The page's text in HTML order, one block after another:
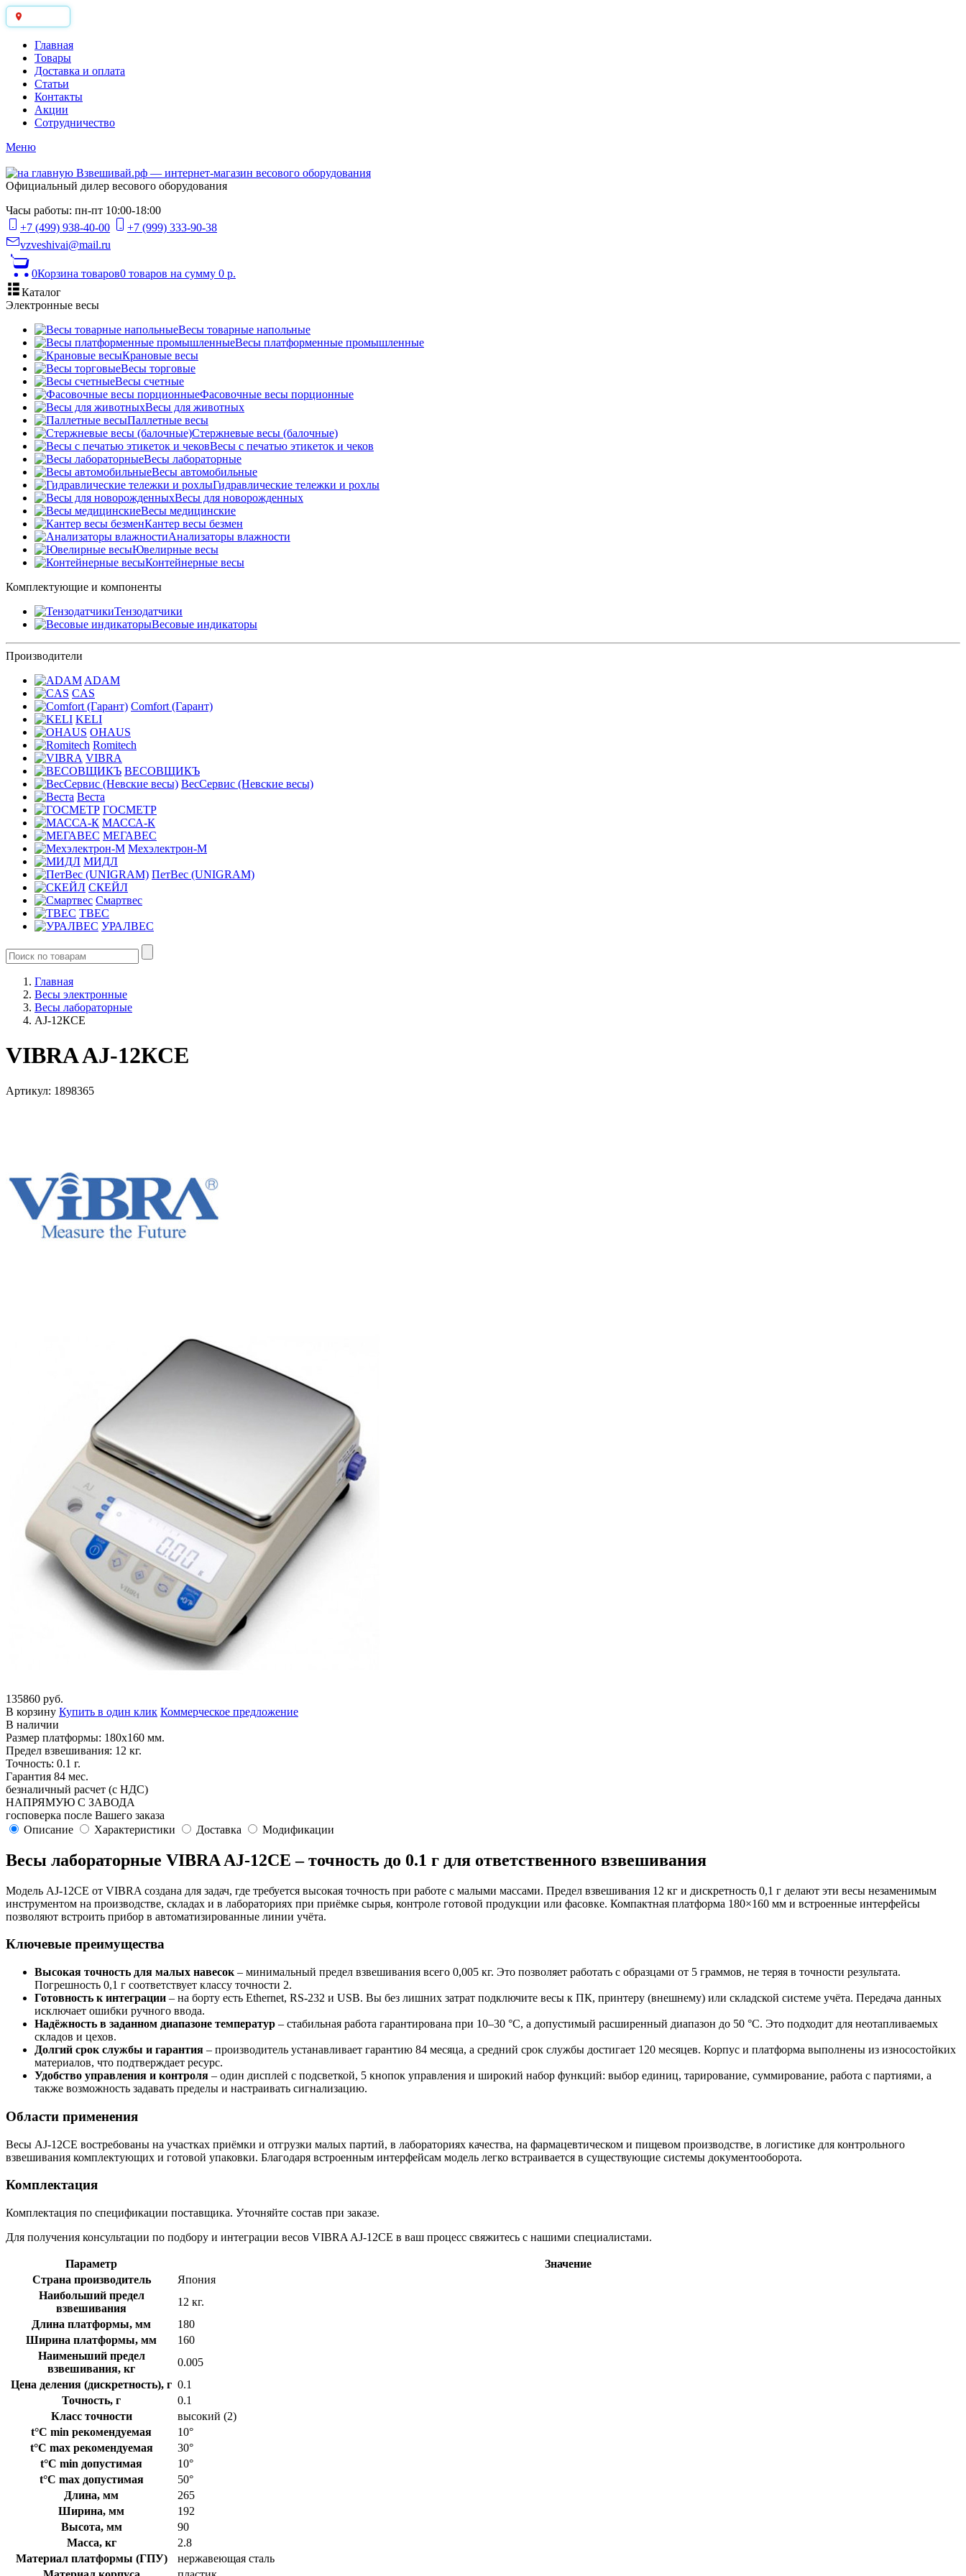
Главная
Товары
Доставка и оплата
Статьи
Контакты
Акции
Сотрудничество
Меню
Официальный дилер весового оборудования
Часы работы: пн-пт 10:00-18:00
+7 (499) 938-40-00
+7 (999) 333-90-38
vzveshivai@mail.ru
0Корзина товаров0 товаров на сумму 0 р.
Каталог
Электронные весы
Весы товарные напольные
Весы платформенные промышленные
Крановые весы
Весы торговые
Весы счетные
Фасовочные весы порционные
Весы для животных
Паллетные весы
Стержневые весы (балочные)
Весы c печатью этикеток и чеков
Весы лабораторные
Весы автомобильные
Гидравлические тележки и рохлы
Весы для новорожденных
Весы медицинские
Кантер весы безмен
Анализаторы влажности
Ювелирные весы
Контейнерные весы
Комплектующие и компоненты
Тензодатчики
Весовые индикаторы
Производители
ADAM
CAS
Comfort (Гарант)
KELI
OHAUS
Romitech
VIBRA
ВЕСОВЩИКЪ
ВесСервис (Невские весы)
Веста
ГОСМЕТР
МАССА-К
МЕГАВЕС
Мехэлектрон-М
МИДЛ
ПетВес (UNIGRAM)
СКЕЙЛ
Смартвес
ТВЕС
УРАЛВЕС
Главная
Весы электронные
Весы лабораторные
AJ-12КCE
VIBRA AJ-12КCE
Артикул: 1898365
135860 руб.
В корзину Купить в один клик Коммерческое предложение
В наличии
Размер платформы: 180х160 мм.
Предел взвешивания: 12 кг.
Точность: 0.1 г.
Гарантия 84 мес.
безналичный расчет (с НДС)
НАПРЯМУЮ С ЗАВОДА
госповерка после Вашего заказа
Описание
Характеристики Доставка Модификации
Весы лабораторные VIBRA AJ-12CE – точность до 0.1 г для ответственного взвешивания
Модель AJ-12CE от VIBRA создана для задач, где требуется высокая точность при работе с малыми массами. Предел взвешивания 12 кг и дискретность 0,1 г делают эти весы незаменимым
инструментом на производстве, складах и в лабораториях при приёмке сырья, контроле готовой продукции или фасовке. Компактная платформа 180×160 мм и встроенные интерфейсы
позволяют встроить прибор в автоматизированные линии учёта.
Ключевые преимущества
Высокая точность для малых навесок – минимальный предел взвешивания всего 0,005 кг. Это позволяет работать с образцами от 5 граммов, не теряя в точности результата.
Погрешность 0,1 г соответствует классу точности 2.
Готовность к интеграции – на борту есть Ethernet, RS-232 и USB. Вы без лишних затрат подключите весы к ПК, принтеру (внешнему) или складской системе учёта. Передача данных
исключает ошибки ручного ввода.
Надёжность в заданном диапазоне температур – стабильная работа гарантирована при 10–30 °C, а допустимый расширенный диапазон до 50 °C. Это подходит для неотапливаемых
складов и цехов.
Долгий срок службы и гарантия – производитель устанавливает гарантию 84 месяца, а средний срок службы достигает 120 месяцев. Корпус и платформа выполнены из износостойких
материалов, что подтверждает ресурс.
Удобство управления и контроля – один дисплей с подсветкой, 5 кнопок управления и широкий набор функций: выбор единиц, тарирование, суммирование, работа с партиями, а
также возможность задавать пределы и настраивать сигнализацию.
Области применения
Весы AJ-12CE востребованы на участках приёмки и отгрузки малых партий, в лабораториях качества, на фармацевтическом и пищевом производстве, в логистике для контрольного
взвешивания комплектующих и готовой упаковки. Благодаря встроенным интерфейсам модель легко встраивается в существующие системы документооборота.
Комплектация
Комплектация по спецификации поставщика. Уточняйте состав при заказе.
Для получения консультации по подбору и интеграции весов VIBRA AJ-12CE в ваш процесс свяжитесь с нашими специалистами.
Параметр
Значение
Страна производитель
Япония
Наибольший предел
взвешивания
12 кг.
Длина платформы, мм
180
Ширина платформы, мм
160
Наименьший предел
взвешивания, кг
0.005
Цена деления (дискретность), г 0.1
Точность, г
0.1
Класс точности
высокий (2)
t°C min рекомендуемая
10°
t°C max рекомендуемая
30°
t°C min допустимая
10°
t°C max допустимая
50°
Длина, мм
265
Ширина, мм
192
Высота, мм
90
Масса, кг
2.8
Материал платформы (ГПУ)
нержавеющая сталь